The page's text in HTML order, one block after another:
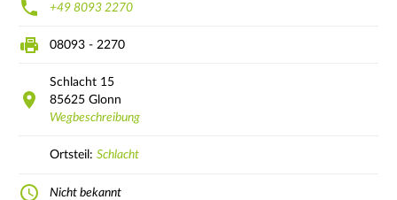
+49 8093 2270
08093 - 2270
Schlacht 15
85625 Glonn
Wegbeschreibung
Ortsteil: Schlacht
Nicht bekannt